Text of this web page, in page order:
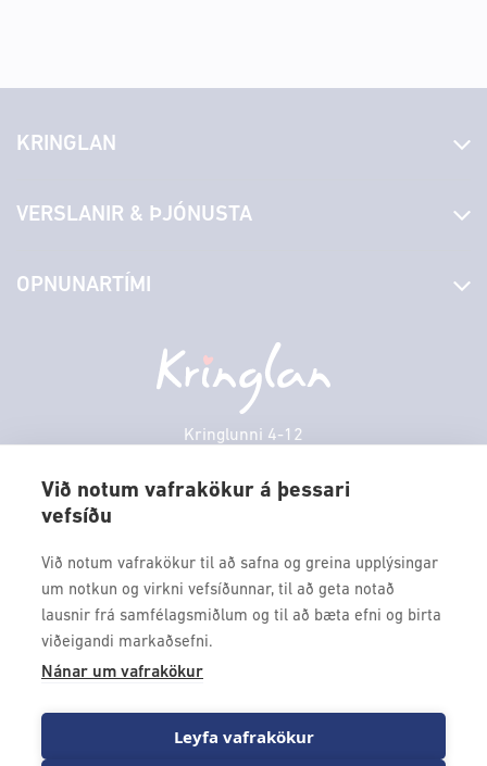
Við notum vafrakökur á þessari
vefsíðu
Við notum vafrakökur til að safna og greina upplýsingar
um notkun og virkni vefsíðunnar, til að geta notað
lausnir frá samfélagsmiðlum og til að bæta efni og birta
viðeigandi markaðsefni.
Nánar um vafrakökur
Leyfa vafrakökur
Kringlunni 4-12
kringlan@kringlan.is
KRINGLAN
Laus störf
Hafðu samband
Persónuverndarstefna
VERSLANIR & ÞJÓNUSTA
Borgarbókasafn
Borgarleikhúsið
Ævintýraland
OPNUNARTÍMI
Föstudagur
VERTU MEÐ
Fáðu forskot á dagskrána okkar og sértilboð með því að skrá